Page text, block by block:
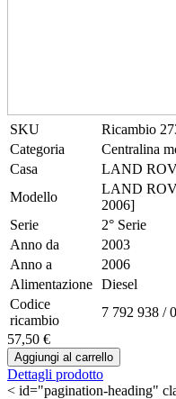
SKU
Ricambio
Categoria
Centralina
Casa
LAND
Modello
LAND
2006]
Serie
2° Serie
Anno da
2003
Anno a
2006
Alimentazione Diesel
Codice
ricambio
7 792 938 /
57,50 €
Dettagli prodotto
< id="pagination-heading"